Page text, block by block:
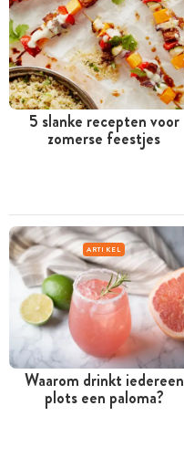
5 slanke recepten voor
zomerse feestjes
ARTIKEL
Waarom drinkt iedereen
plots een paloma?